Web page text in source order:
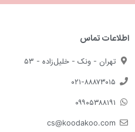
اطلاعات تماس
تهران - ونک - خلیل‌زاده - ۵۳
۰۲۱-۸۸۸۷۳۰۱۵
۰۹۹۰۵۳۸۸۱۹۱
cs@koodakoo.com